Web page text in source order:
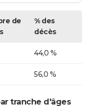
de
% des
décès
44,0 %
56,0 %
tranche d'âges